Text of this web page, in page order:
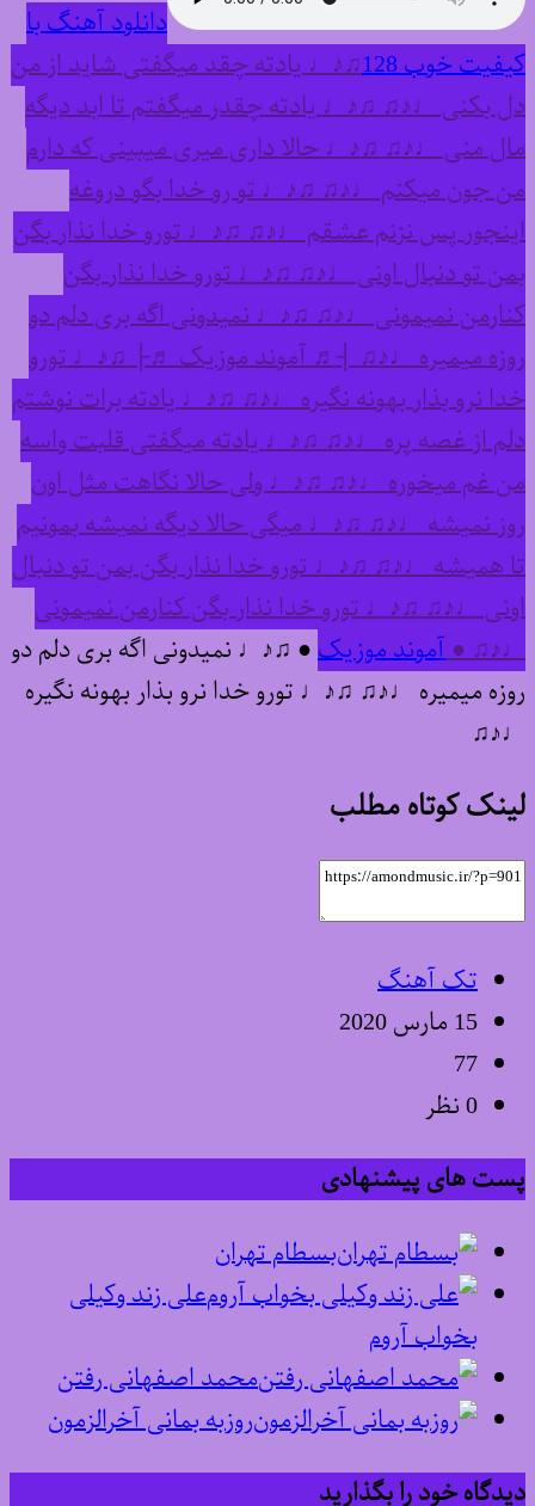
دانلود آهنگ با
کیفیت خوب 128
♫♪♩ یادته چقد میگفتی شاید از من
دل بکنی ♩♪♫ ♫♪♩ یادته چقدر میگفتم تا ابد دیگه
مال منی ♩♪♫ ♫♪♩ حالا داری میری میبینی که دارم
من جون میکنم ♩♪♫ ♫♪♩ تو رو خدا بگو دروغه
اینجور پس نزنم عشقم ♩♪♫ ♫♪♩ تورو خدا نذار بگن
بمن تو دنبال اونی ♩♪♫ ♫♪♩ تورو خدا نذار بگن
کنارمن نمیمونی ♩♪♫ ♫♪♩ نمیدونی اگه بری دلم دو
روزه میمیره ♩♪♫ ┤♬ آموند موزیک ♬├ ♫♪♩ تورو
خدا نرو بذار بهونه نگیره ♩♪♫ ♫♪♩ یادته برات نوشتم
دلم از غصه پره ♩♪♫ ♫♪♩ یادته میگفتی قلبت واسه
من غم میخوره ♩♪♫ ♫♪♩ ولی حالا نگاهت مثل اون
روز نمیشه ♩♪♫ ♫♪♩ میگی حالا دیگه نمیشه بمونیم
تا همیشه ♩♪♫ ♫♪♩ تورو خدا نذار بگن بمن تو دنبال
اونی ♩♪♫ ♫♪♩ تورو خدا نذار بگن کنارمن نمیمونی
♩♪♫ ●آموند موزیک● ♫♪♩ نمیدونی اگه بری دلم دو
روزه میمیره ♩♪♫ ♫♪♩ تورو خدا نرو بذار بهونه نگیره
♩♪♫
لینک کوتاه مطلب
تک آهنگ
15 مارس 2020
77
0 نظر
پست های پیشنهادی
بسطام تهران
علی زند وکیلی
بخواب آروم
محمد اصفهانی رفتن
روزبه بمانی آخرالزمون
دیدگاه خود را بگذارید